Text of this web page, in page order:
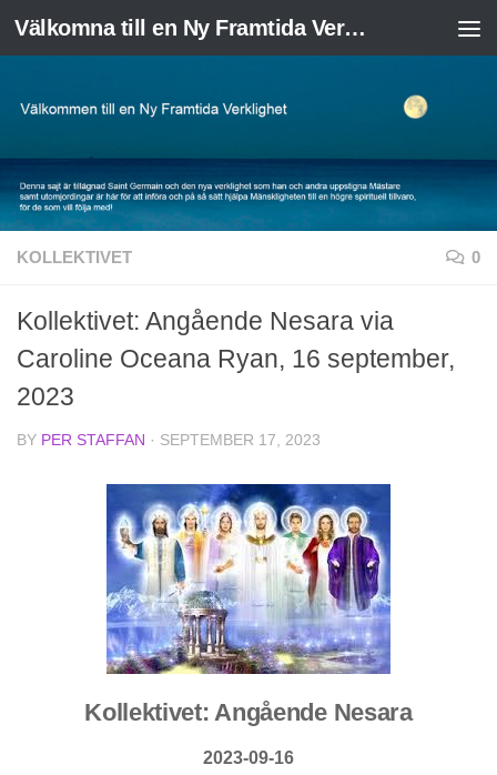
Skip to content Välkomna till en Ny Framtida Verklighet
KOLLEKTIVET 0
Kollektivet: Angående Nesara via
Caroline Oceana Ryan, 16 september,
2023
BY PER STAFFAN · SEPTEMBER 17, 2023
Kollektivet: Angående Nesara
2023-09-16